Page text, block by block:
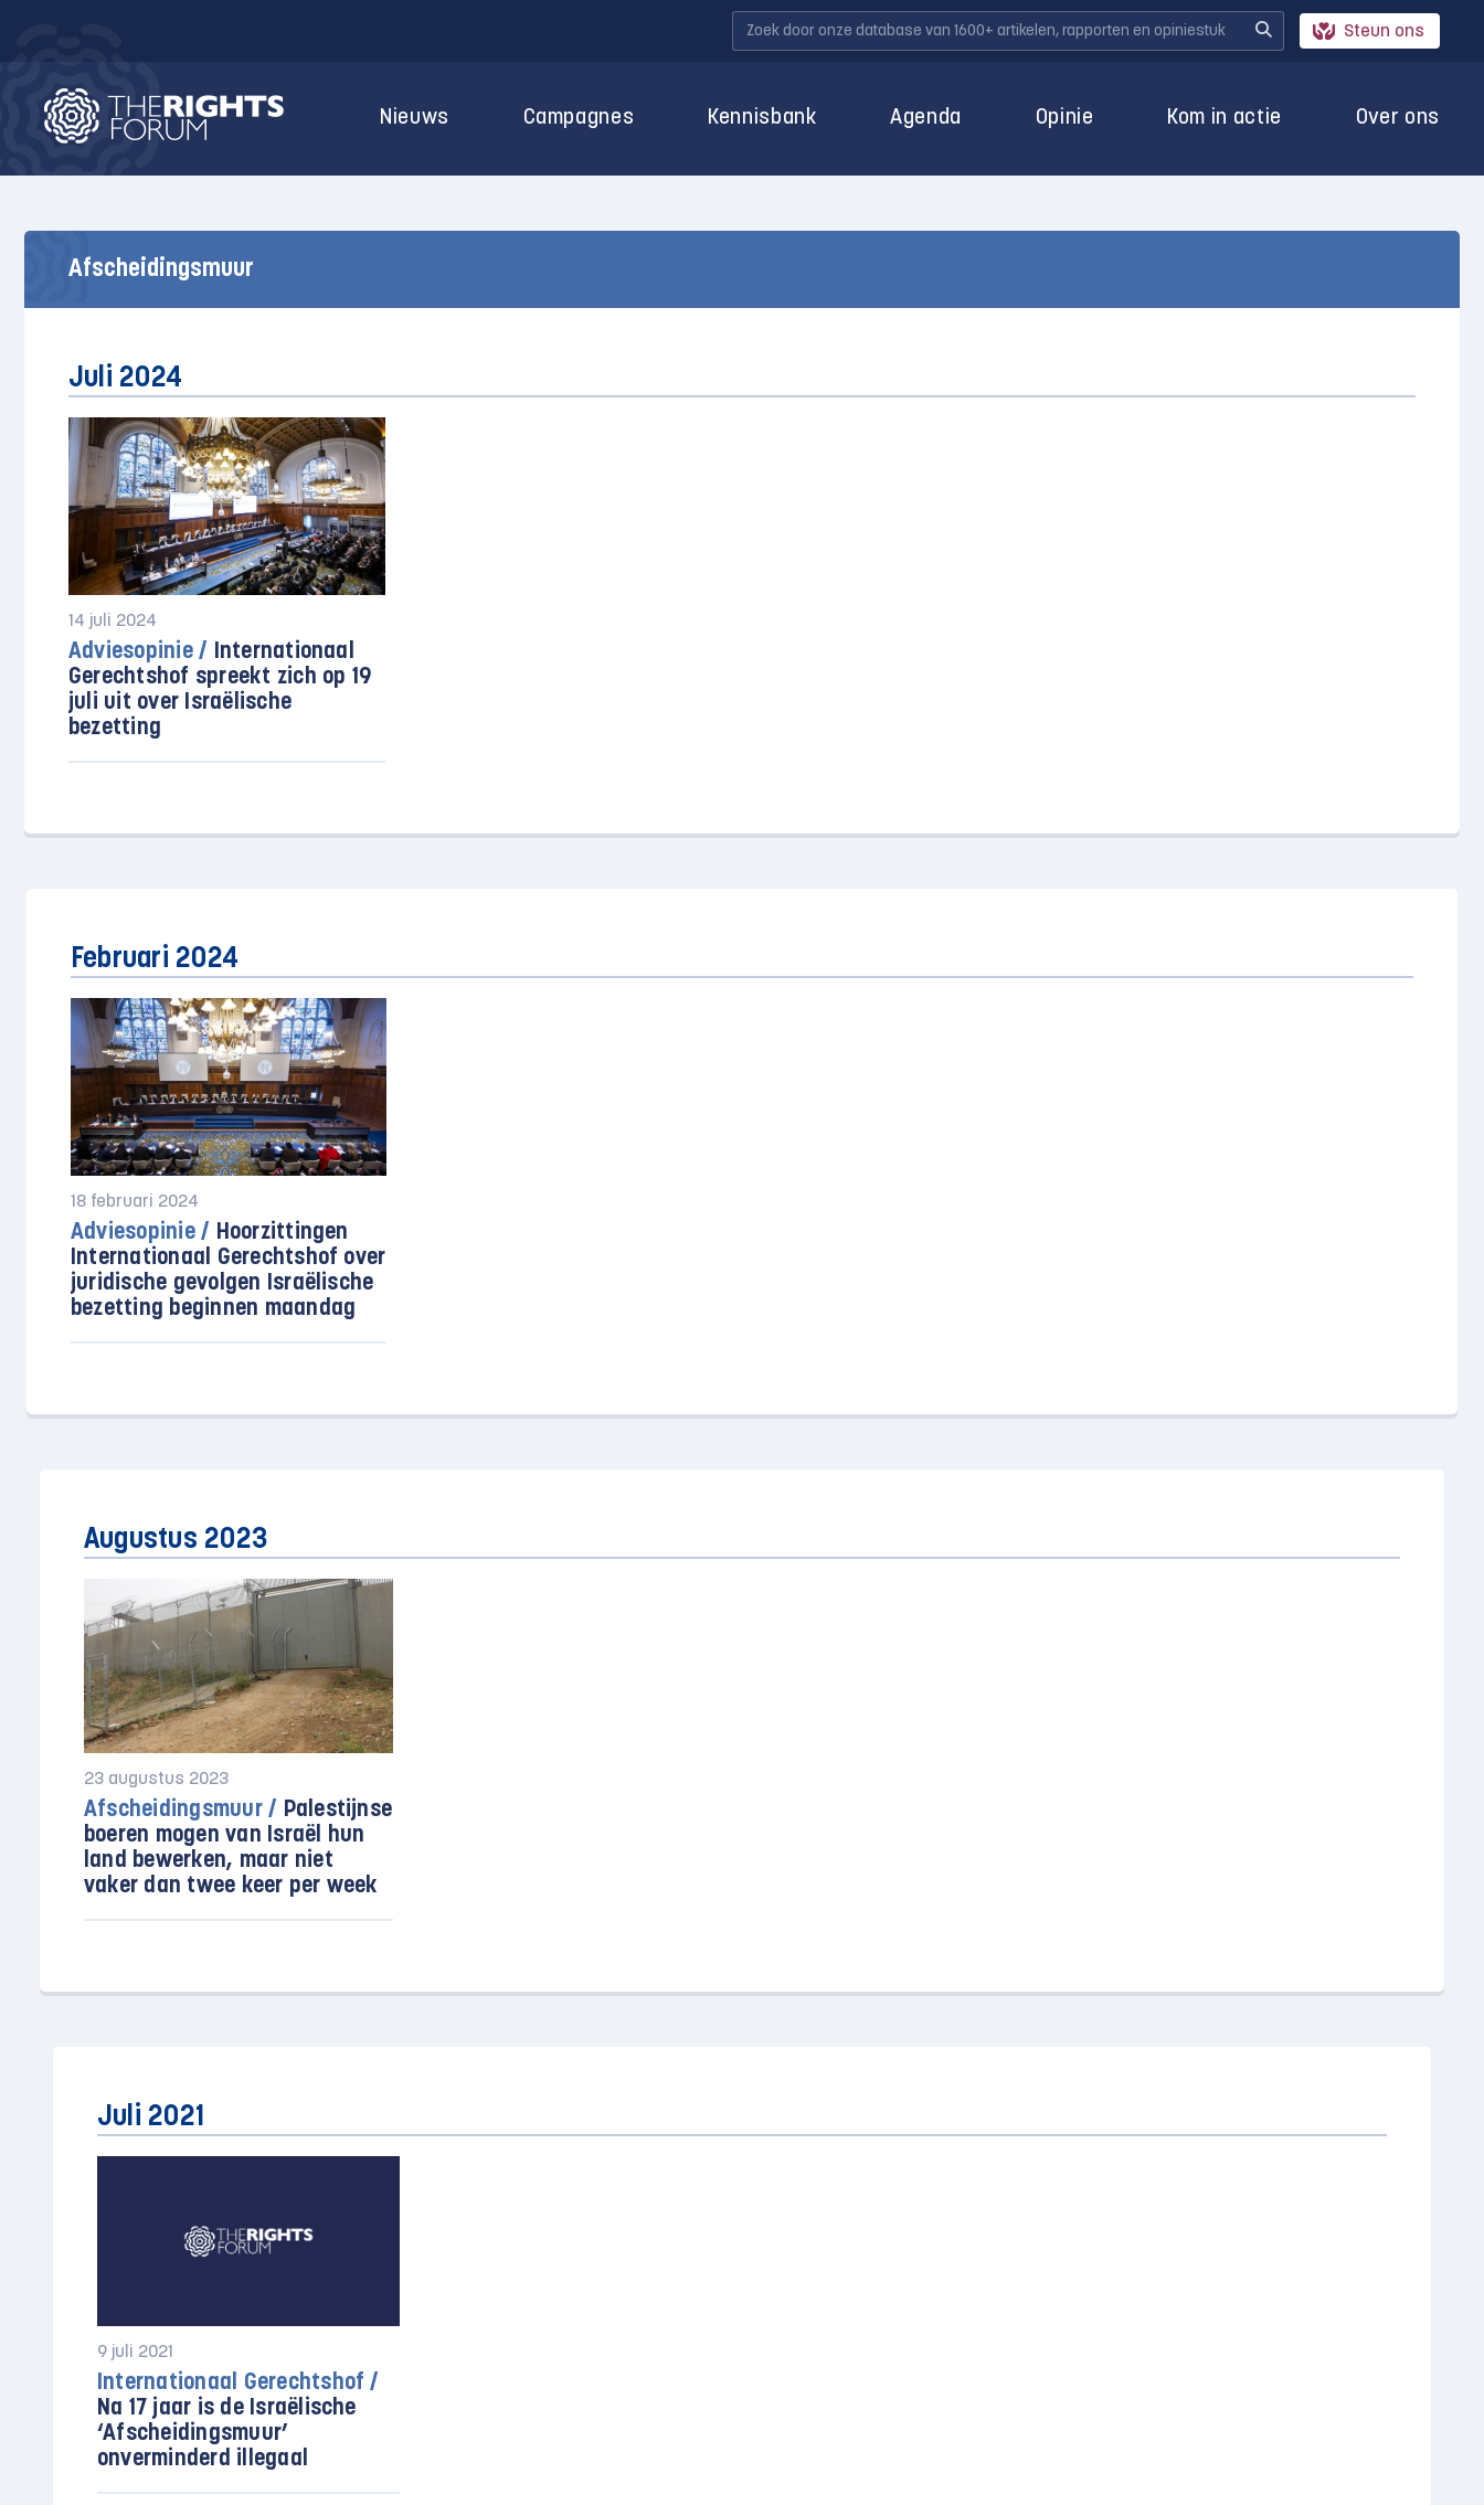
Steun ons
Nieuws Campagnes Kennisbank Agenda Opinie Kom in actie Over ons
Afscheidingsmuur
Juli 2024
14 juli 2024
Adviesopinie / Internationaal
Gerechtshof spreekt zich op 19
juli uit over Israëlische
bezetting
Februari 2024
18 februari 2024
Adviesopinie / Hoorzittingen
Internationaal Gerechtshof over
juridische gevolgen Israëlische
bezetting beginnen maandag
Augustus 2023
23 augustus 2023
Afscheidingsmuur / Palestijnse
boeren mogen van Israël hun
land bewerken, maar niet
vaker dan twee keer per week
Juli 2021
9 juli 2021
Internationaal Gerechtshof /
Na 17 jaar is de Israëlische
‘Afscheidingsmuur’
onverminderd illegaal